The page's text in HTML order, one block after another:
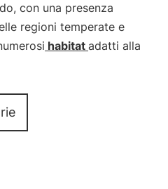
con una presenza
regioni temperate e
habitat adatti alla